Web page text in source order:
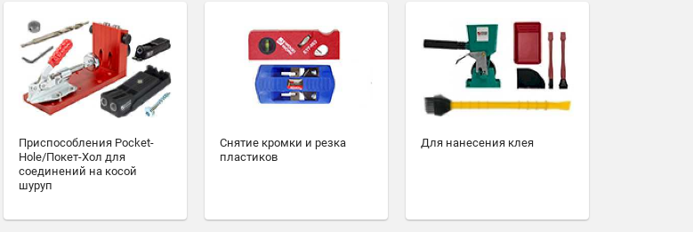
Приспособления Pocket-
Hole/Покет-Хол для
соединений на косой
шуруп
Снятие кромки и резка
пластиков
Для нанесения клея